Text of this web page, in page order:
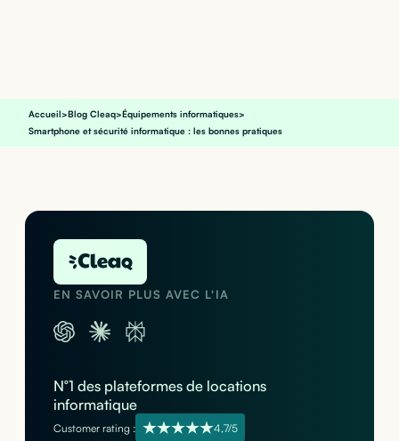
Accueil>Blog Cleaq>Équipements informatiques>
Smartphone et sécurité informatique : les bonnes pratiques
EN SAVOIR PLUS AVEC L'IA
N°1 des plateformes de locations
informatique
Customer rating : 4,7/5